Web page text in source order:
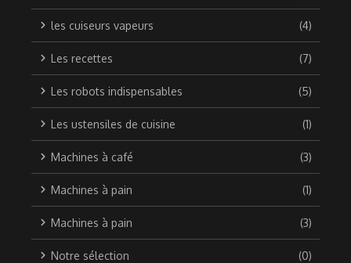
les cuiseurs vapeurs (4)
Les recettes (7)
Les robots indispensables (5)
Les ustensiles de cuisine (1)
Machines à café (3)
Machines à pain (1)
Machines à pain (3)
Notre sélection (0)